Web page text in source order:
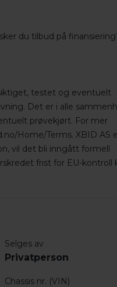
du tilbud på
testet og eventuelt
Det er i alle
prøvekjørt. For mer
Home/Terms. XBID AS
vil det bli inngått formell
frist for EU-kontroll
Selges av
Privatperson
Chassis nr. (VIN)